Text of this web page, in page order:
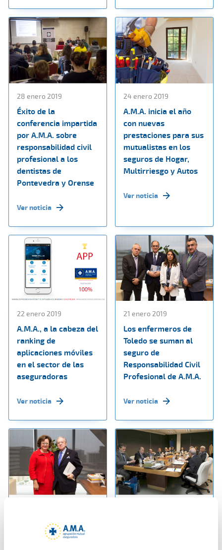
28 enero 2019
Éxito de la
conferencia impartida
por A.M.A. sobre
responsabilidad civil
profesional a los
dentistas de
Pontevedra y Orense
Ver noticia
24 enero 2019
A.M.A. inicia el año
con nuevas
prestaciones para sus
mutualistas en los
seguros de Hogar,
Multirriesgo y Autos
Ver noticia
22 enero 2019
A.M.A., a la cabeza del
ranking de
aplicaciones móviles
en el sector de las
aseguradoras
Ver noticia
21 enero 2019
Los enfermeros de
Toledo se suman al
seguro de
Responsabilidad Civil
Profesional de A.M.A.
Ver noticia
Continúa el
crecimiento